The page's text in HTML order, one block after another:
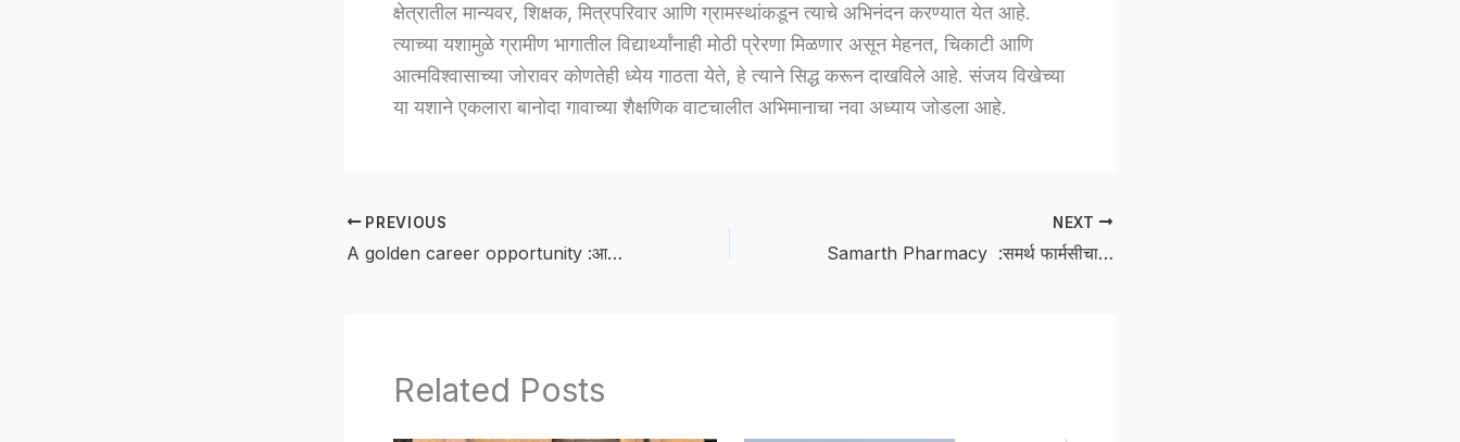
क्षेत्रातील मान्यवर, शिक्षक, मित्रपरिवार आणि ग्रामस्थांकडून त्याचे अभिनंदन करण्यात येत आहे.
त्याच्या यशामुळे ग्रामीण भागातील विद्यार्थ्यांनाही मोठी प्रेरणा मिळणार असून मेहनत, चिकाटी आणि
आत्मविश्वासाच्या जोरावर कोणतेही ध्येय गाठता येते, हे त्याने सिद्ध करून दाखविले आहे. संजय विखेच्या
या यशाने एकलारा बानोदा गावाच्या शैक्षणिक वाटचालीत अभिमानाचा नवा अध्याय जोडला आहे.
PREVIOUS
A golden career opportunity :आरोग्य क्षेत्रात करिअरची सुवर्णसंधी; DMLT अभ्यासक्रमातून रोजगाराचे नवे दालन
NEXT
Samarth Pharmacy :समर्थ फार्मसीचा निकालात दबदबा; बी.फार्म अंतिम वर्षातील सर्व विद्यार्थी उत्तीर्ण
Related Posts